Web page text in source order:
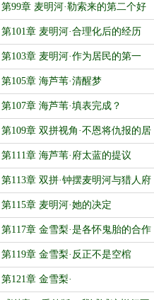
警报
第99章 麦明河·勒索来的第二个好
处
第101章 麦明河·合理化后的经历
第103章 麦明河·作为居民的第一
天……？
第105章 海芦苇·清醒梦
第107章 海芦苇·填表完成？
第109章 双拼视角·不恩将仇报的居
民不是好居民
第111章 海芦苇·府太蓝的提议
第113章 双拼·钟摆麦明河与猎人府
太蓝
第115章 麦明河·她的决定
第117章 金雪梨·是各怀鬼胎的合作
吗
第119章 金雪梨·反正不是空棺
第121章 金雪梨·